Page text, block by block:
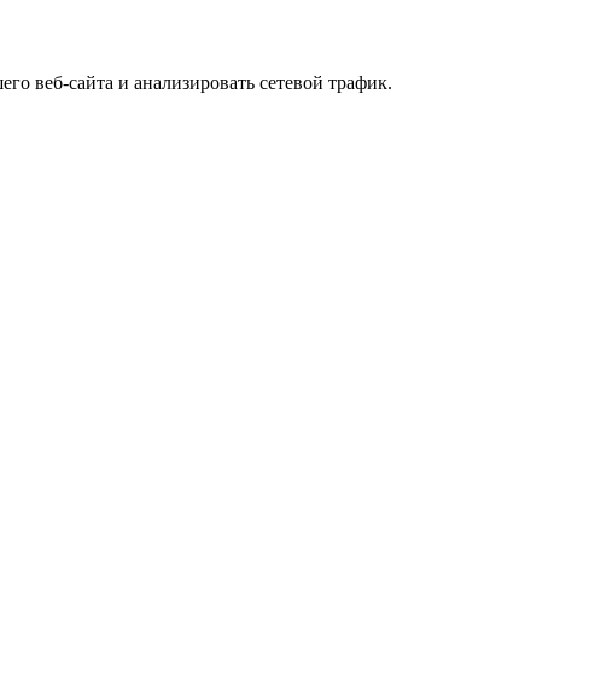
веб-сайта и анализировать сетевой трафик.